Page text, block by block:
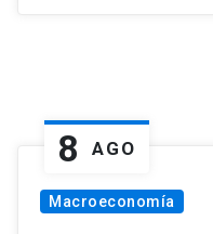
8 AGO
Macroeconomía